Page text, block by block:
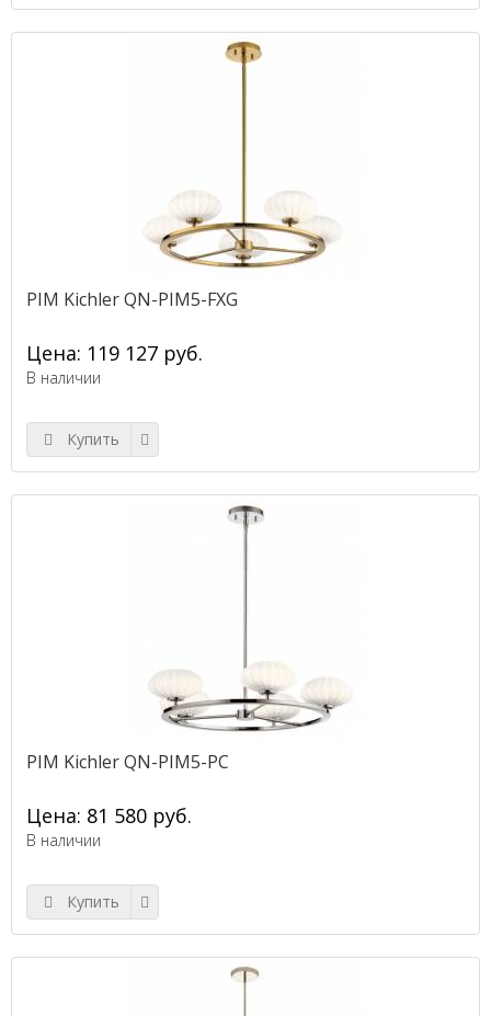
PIM Kichler QN-PIM5-FXG
Цена: 119 127 руб.
В наличии
Купить
PIM Kichler QN-PIM5-PC
Цена: 81 580 руб.
В наличии
Купить